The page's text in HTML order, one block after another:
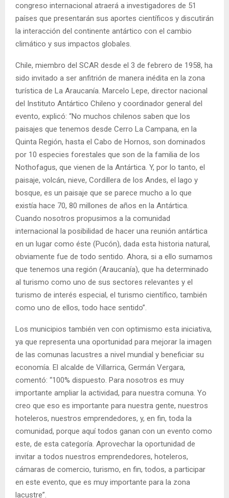
congreso internacional atraerá a investigadores de 51
países que presentarán sus aportes científicos y discutirán
la interacción del continente antártico con el cambio
climático y sus impactos globales.
Chile, miembro del SCAR desde el 3 de febrero de 1958, ha
sido invitado a ser anfitrión de manera inédita en la zona
turística de La Araucanía. Marcelo Lepe, director nacional
del Instituto Antártico Chileno y coordinador general del
evento, explicó: “No muchos chilenos saben que los
paisajes que tenemos desde Cerro La Campana, en la
Quinta Región, hasta el Cabo de Hornos, son dominados
por 10 especies forestales que son de la familia de los
Nothofagus, que vienen de la Antártica. Y, por lo tanto, el
paisaje, volcán, nieve, Cordillera de los Andes, el lago y
bosque, es un paisaje que se parece mucho a lo que
existía hace 70, 80 millones de años en la Antártica.
Cuando nosotros propusimos a la comunidad
internacional la posibilidad de hacer una reunión antártica
en un lugar como éste (Pucón), dada esta historia natural,
obviamente fue de todo sentido. Ahora, si a ello sumamos
que tenemos una región (Araucanía), que ha determinado
al turismo como uno de sus sectores relevantes y el
turismo de interés especial, el turismo científico, también
como uno de ellos, todo hace sentido”.
Los municipios también ven con optimismo esta iniciativa,
ya que representa una oportunidad para mejorar la imagen
de las comunas lacustres a nivel mundial y beneficiar su
economía. El alcalde de Villarrica, Germán Vergara,
comentó: “100% dispuesto. Para nosotros es muy
importante ampliar la actividad, para nuestra comuna. Yo
creo que eso es importante para nuestra gente, nuestros
hoteleros, nuestros emprendedores, y, en fin, toda la
comunidad, porque aquí todos ganan con un evento como
este, de esta categoría. Aprovechar la oportunidad de
invitar a todos nuestros emprendedores, hoteleros,
cámaras de comercio, turismo, en fin, todos, a participar
en este evento, que es muy importante para la zona
lacustre”.